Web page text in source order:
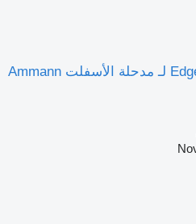
Edge cuter Ammann Edge cuter لـ مدحلة الأسفلت Ammann